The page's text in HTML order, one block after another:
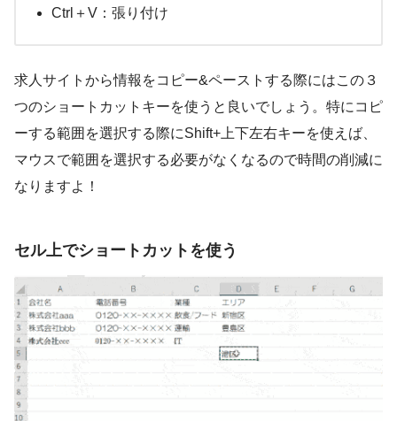
Ctrl＋V：張り付け
求人サイトから情報をコピー&ペーストする際にはこの３
つのショートカットキーを使うと良いでしょう。特にコピ
ーする範囲を選択する際にShift+上下左右キーを使えば、
マウスで範囲を選択する必要がなくなるので時間の削減に
なりますよ！
セル上でショートカットを使う